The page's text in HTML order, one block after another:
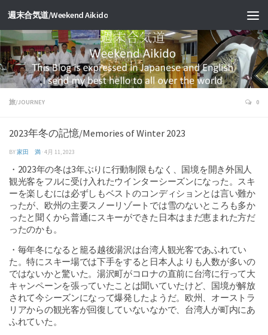
週末合気道/Weekend Aikido
旅/JOURNEY 0
2023年冬の記憶/Memories of Winter 2023
BY家田 満 ·4月 11, 2023
・2023年の冬は3年ぶりに行動制限もなく、国境を開き外国人
観光客をフルに受け入れたウインターシーズンになった。スキ
ーを楽しむには必ずしもベストのコンディションとは言い難か
ったが、欧州の主要スノーリゾートでは雪のないところも多か
ったと聞くから普通にスキーができた日本はまだ恵まれた方だ
ったのかも。
・毎年冬になると籠る越後湯沢は台湾人観光客であふれてい
た。特にスキー場では下手をすると日本人よりも人数が多いの
ではないかと驚いた。湯沢町がコロナの直前に台湾に行って大
キャンペーンを張っていたことは聞いていたけど、国境が解放
されて今シーズンになって爆発したようだ。欧州、オーストラ
リアからの観光客が回復していないなかで、台湾人が町内にあ
ふれていた。